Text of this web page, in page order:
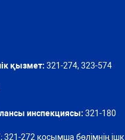
қызмет: 321-274, 323-574
инспекциясы: 321-180
321-272 қосымша бөлімнің ішкі